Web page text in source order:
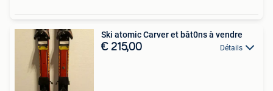
Ski atomic Carver et bât0ns à vendre
€ 215,00 Détails